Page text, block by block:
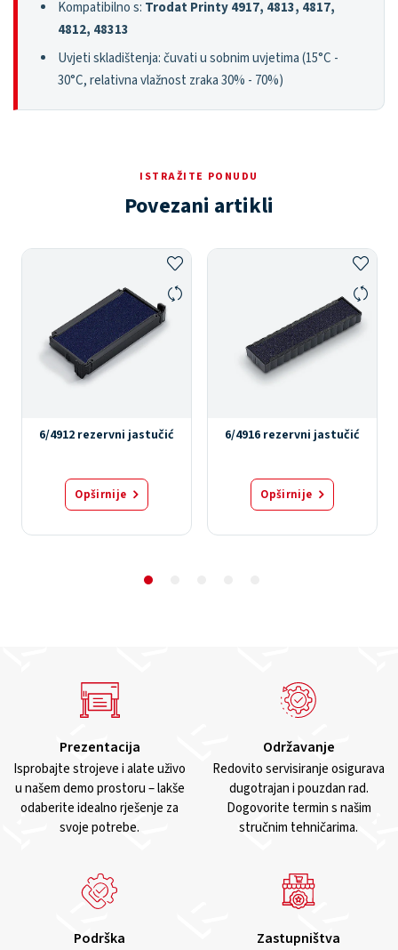
Kompatibilno s: Trodat Printy 4917, 4813, 4817,
4812, 48313
Uvjeti skladištenja: čuvati u sobnim uvjetima (15°C -
30°C, relativna vlažnost zraka 30% - 70%)
ISTRAŽITE PONUDU
Povezani artikli
6/4912 rezervni jastučić
Opširnije
6/4916 rezervni jastučić
Opširnije
Prezentacija
Isprobajte strojeve i alate uživo
u našem demo prostoru – lakše
odaberite idealno rješenje za
svoje potrebe.
Održavanje
Redovito servisiranje osigurava
dugotrajan i pouzdan rad.
Dogovorite termin s našim
stručnim tehničarima.
Podrška Zastupništva